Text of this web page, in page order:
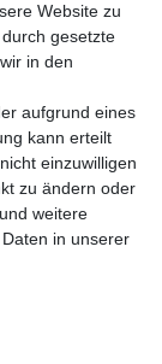
Website zu
gesetzte
in den
aufgrund eines
kann erteilt
einzuwilligen
zu ändern oder
und weitere
in unserer